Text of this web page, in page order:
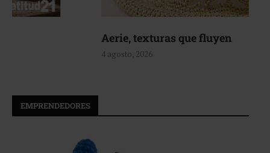
Aerie, texturas que fluyen
EMPRENDEDORES